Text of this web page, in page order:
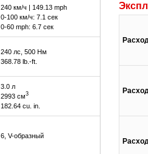
240 км/ч | 149.13 mph
0-100 км/ч: 7.1 сек
0-60 mph: 6.7 сек
240 лс, 500 Нм
368.78 lb.-ft.
3.0 л
2993 см3
182.64 cu. in.
6, V-образный